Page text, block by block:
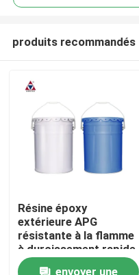
À la maison
produits recommandés
Résine époxy
extérieure APG
résistante à la flamme
à durcissement rapide
pour la coulée flexible
envoyer une